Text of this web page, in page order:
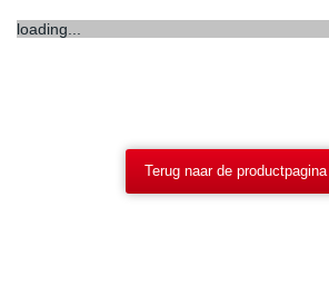
loading...
Terug naar de productpagina